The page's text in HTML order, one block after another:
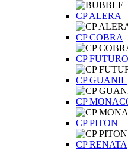
CP ALERA
CP COBRA
CP FUTURO
CP GUANIL
CP
CP PITON
CP RENATA